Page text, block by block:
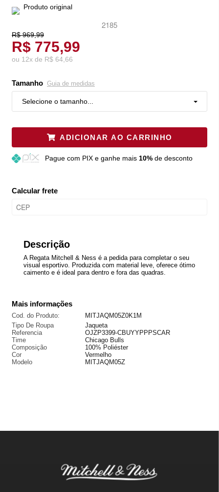
Produto original
2185
R$ 969,99
R$ 775,99
ou 12x de R$ 64,66
Tamanho Guia de medidas
Selecione o tamanho...
ADICIONAR AO CARRINHO
Pague com PIX e ganhe mais 10%de desconto
Calcular frete
Descrição
A Regata Mitchell & Ness é a pedida para completar o seu
visual esportivo. Produzida com material leve, oferece ótimo
caimento e é ideal para dentro e fora das quadras.
Mais informações
Cod. do Produto:
MITJAQM05Z0K1M
Tipo De Roupa
Jaqueta
Referencia
OJZP3399-CBUYYPPPSCAR
Time
Chicago Bulls
Composição
100% Poliéster
Cor
Vermelho
Modelo
MITJAQM05Z